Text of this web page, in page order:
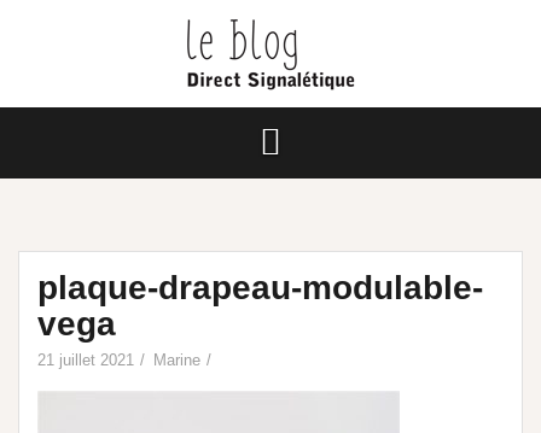
plaque-drapeau-modulable-
vega
21 juillet 2021 Marine